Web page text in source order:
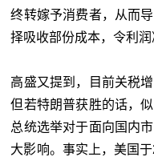
终转嫁予消费者，从而
择吸收部份成本，令利润
高盛又提到，目前关税
但若特朗普获胜的话，
总统选举对于面向国内
大影响。事实上，美国